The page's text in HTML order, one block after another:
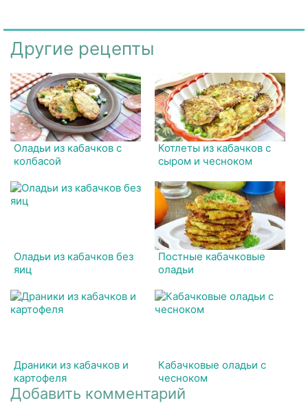
Другие рецепты
Оладьи из кабачков с
колбасой
Котлеты из кабачков с
сыром и чесноком
Оладьи из кабачков без
яиц
Постные кабачковые
оладьи
Драники из кабачков и
картофеля
Кабачковые оладьи с
чесноком
Добавить комментарий